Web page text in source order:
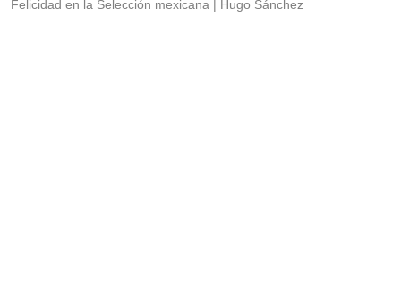
Felicidad en la Selección mexicana Hugo Sánchez